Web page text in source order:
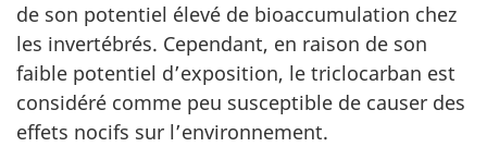
de son potentiel élevé de bioaccumulation chez
les invertébrés. Cependant, en raison de son
faible potentiel d’exposition, le triclocarban est
considéré comme peu susceptible de causer des
effets nocifs sur l’environnement.